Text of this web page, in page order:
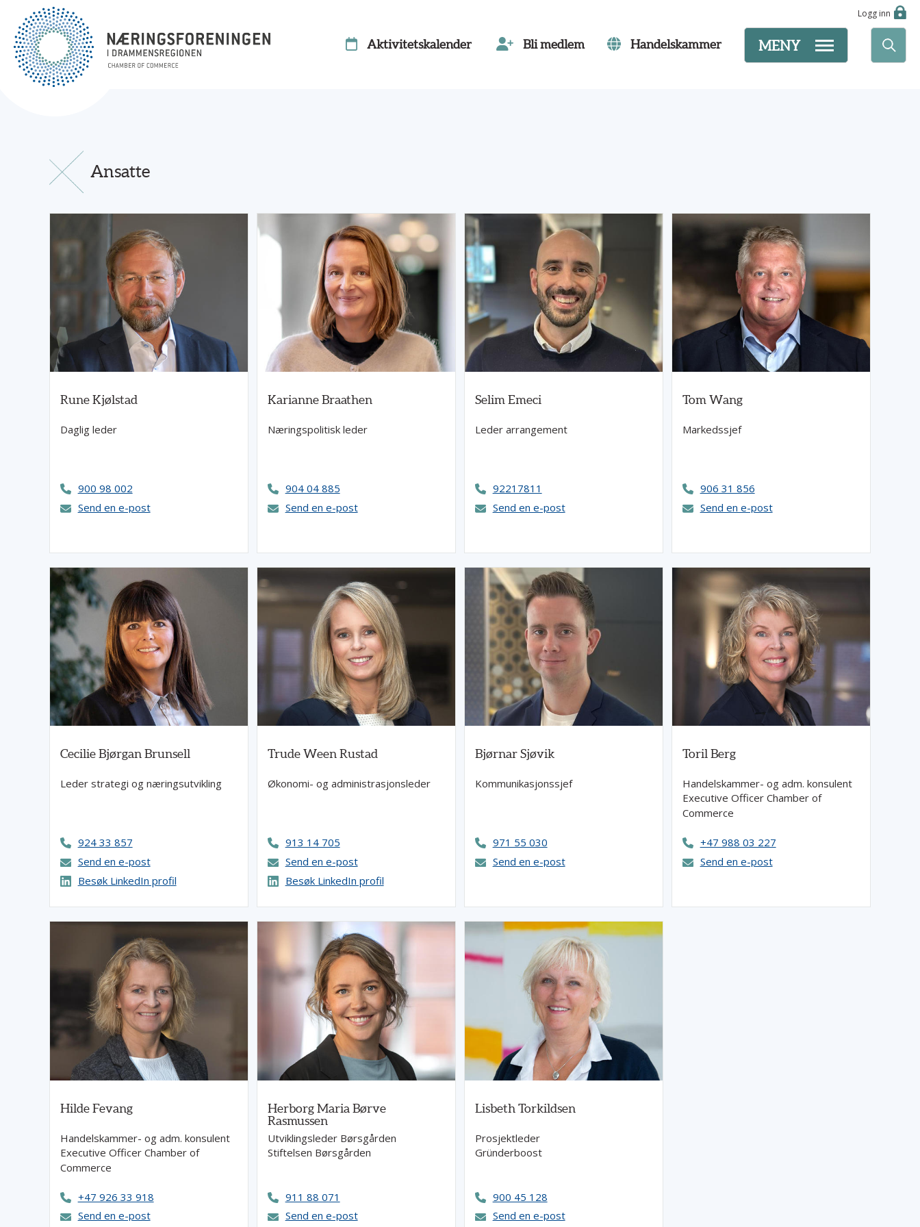
Logg inn
MENY
Aktivitetskalender Bli medlem Handelskammer
Ansatte
Rune Kjølstad
Daglig leder
900 98 002
Send en e-post
Karianne Braathen
Næringspolitisk leder
904 04 885
Send en e-post
Selim Emeci
Leder arrangement
92217811
Send en e-post
Tom Wang
Markedssjef
906 31 856
Send en e-post
Cecilie Bjørgan Brunsell
Leder strategi og næringsutvikling
924 33 857
Send en e-post
Besøk LinkedIn profil
Trude Ween Rustad
Økonomi- og administrasjonsleder
913 14 705
Send en e-post
Besøk LinkedIn profil
Bjørnar Sjøvik
Kommunikasjonssjef
971 55 030
Send en e-post
Toril Berg
Handelskammer- og adm. konsulent
Executive Officer Chamber of
Commerce
+47 988 03 227
Send en e-post
Hilde Fevang
Handelskammer- og adm. konsulent
Executive Officer Chamber of
Commerce
+47 926 33 918
Send en e-post
Herborg Maria Børve
Rasmussen
Utviklingsleder Børsgården
Stiftelsen Børsgården
911 88 071
Send en e-post
Lisbeth Torkildsen
Prosjektleder
Gründerboost
900 45 128
Send en e-post